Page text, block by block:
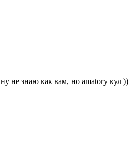
ну не знаю как вам, но amatory кул ))